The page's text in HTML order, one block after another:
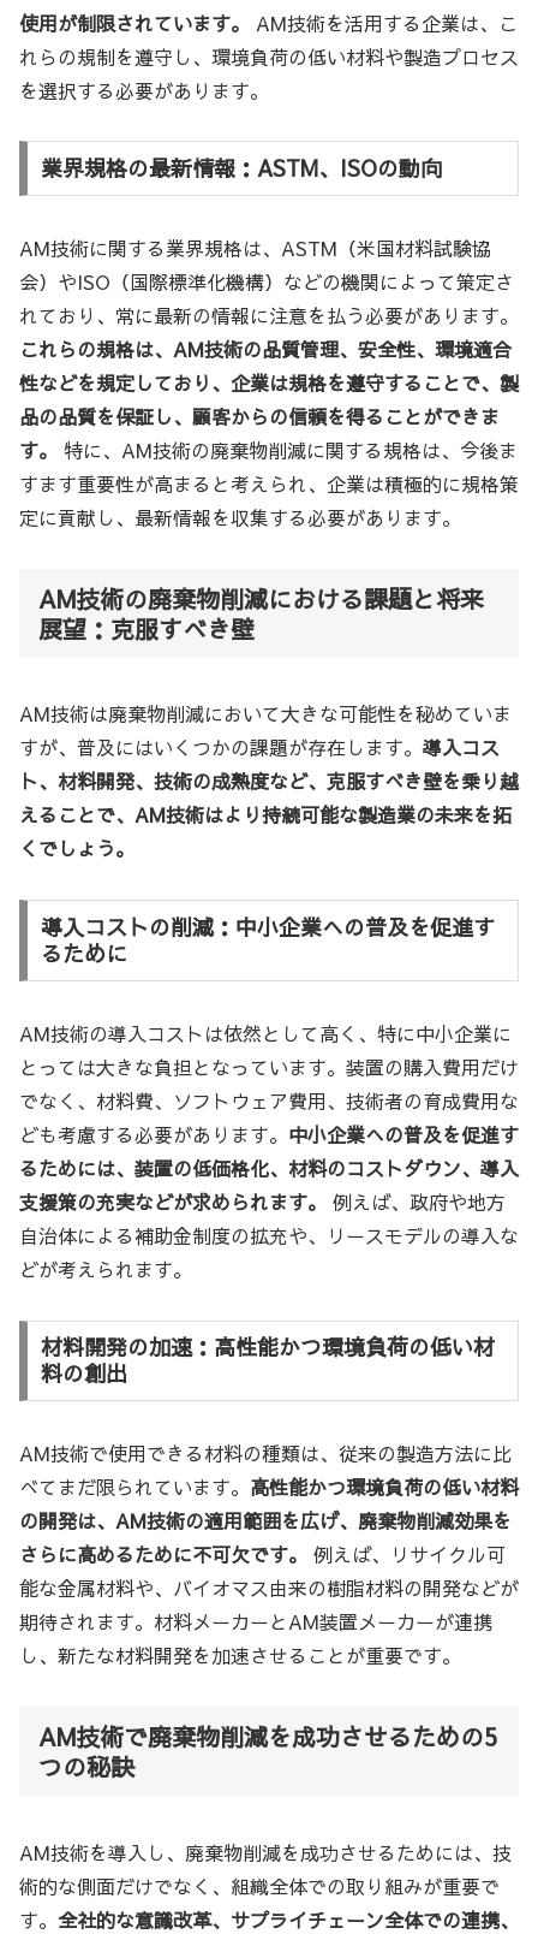
使用が制限されています。
AM技術を活用する企業は、こ
れらの規制を遵守し、環境負荷の低い材料や製造プロセス
を選択する必要があります。
業界規格の最新情報：ASTM、ISOの動向
AM技術に関する業界規格は、ASTM（米国材料試験協
会）やISO（国際標準化機構）などの機関によって策定さ
れており、常に最新の情報に注意を払う必要があります。
これらの規格は、AM技術の品質管理、安全性、環境適合
性などを規定しており、企業は規格を遵守することで、製
品の品質を保証し、顧客からの信頼を得ることができま
す。
特に、AM技術の廃棄物削減に関する規格は、今後ま
すます重要性が高まると考えられ、企業は積極的に規格策
定に貢献し、最新情報を収集する必要があります。
AM技術の廃棄物削減における課題と将来
展望：克服すべき壁
AM技術は廃棄物削減において大きな可能性を秘めていま
すが、普及にはいくつかの課題が存在します。導入コス
ト、材料開発、技術の成熟度など、克服すべき壁を乗り越
えることで、AM技術はより持続可能な製造業の未来を拓
くでしょう。
導入コストの削減：中小企業への普及を促進す
るために
AM技術の導入コストは依然として高く、特に中小企業に
とっては大きな負担となっています。装置の購入費用だけ
でなく、材料費、ソフトウェア費用、技術者の育成費用な
ども考慮する必要があります。 中小企業への普及を促進す
るためには、装置の低価格化、材料のコストダウン、導入
支援策の充実などが求められます。
例えば、政府や地方
自治体による補助金制度の拡充や、リースモデルの導入な
どが考えられます。
材料開発の加速：高性能かつ環境負荷の低い材
料の創出
AM技術で使用できる材料の種類は、従来の製造方法に比
べてまだ限られています。 高性能かつ環境負荷の低い材料
の開発は、AM技術の適用範囲を広げ、廃棄物削減効果を
さらに高めるために不可欠です。
例えば、リサイクル可
能な金属材料や、バイオマス由来の樹脂材料の開発などが
期待されます。材料メーカーとAM装置メーカーが連携
し、新たな材料開発を加速させることが重要です。
AM技術で廃棄物削減を成功させるための5
つの秘訣
AM技術を導入し、廃棄物削減を成功させるためには、技
術的な側面だけでなく、組織全体での取り組みが重要で
す。 全社的な意識改革、サプライチェーン全体での連携、